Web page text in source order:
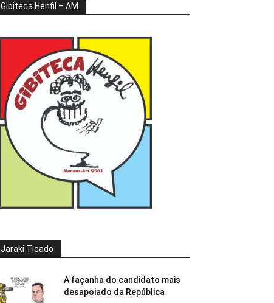
Gibiteca Henfil – AM
Jaraki Ticado
A façanha do candidato mais
desapoiado da República